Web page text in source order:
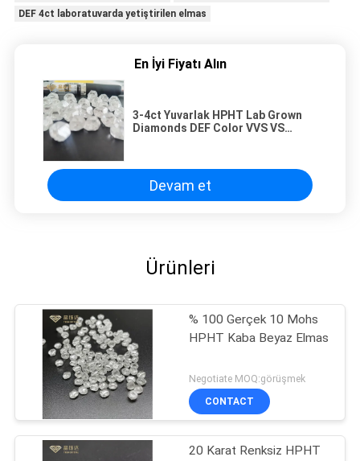
DEF 4ct laboratuvarda yetiştirilen elmas
En İyi Fiyatı Alın
3-4ct Yuvarlak HPHT Lab Grown
Diamonds DEF Color VVS VS
Devam et
Ürünleri
% 100 Gerçek 10 Mohs
HPHT Kaba Beyaz Elmas
Negotiate MOQ:görüşmek
CONTACT
20 Karat Renksiz HPHT